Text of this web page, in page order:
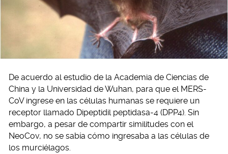
De acuerdo al estudio de la Academia de Ciencias de
China y la Universidad de Wuhan, para que el MERS-
CoV ingrese en las células humanas se requiere un
receptor llamado Dipeptidil peptidasa-4 (DPP4). Sin
embargo, a pesar de compartir similitudes con el
NeoCov, no se sabía cómo ingresaba a las células de
los murciélagos.